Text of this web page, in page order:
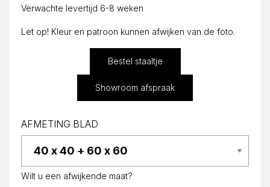
Verwachte levertijd 6-8 weken
Let op! Kleur en patroon kunnen afwijken van de foto.
Bestel staaltje
Showroom afspraak
AFMETING BLAD
Wilt u een afwijkende maat?